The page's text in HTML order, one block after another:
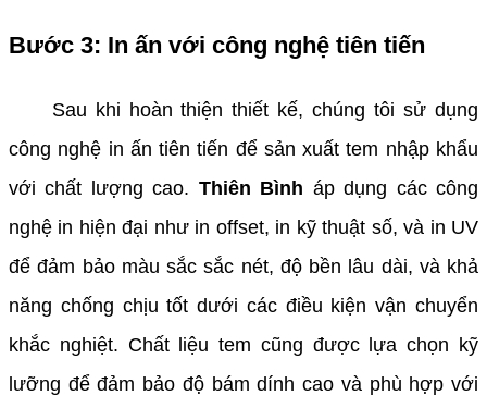
Bước 3: In ấn với công nghệ tiên tiến
Sau khi hoàn thiện thiết kế, chúng tôi sử dụng
công nghệ in ấn tiên tiến để sản xuất tem nhập khẩu
với chất lượng cao. Thiên Bình áp dụng các công
nghệ in hiện đại như in offset, in kỹ thuật số, và in UV
để đảm bảo màu sắc sắc nét, độ bền lâu dài, và khả
năng chống chịu tốt dưới các điều kiện vận chuyển
khắc nghiệt. Chất liệu tem cũng được lựa chọn kỹ
lưỡng để đảm bảo độ bám dính cao và phù hợp với